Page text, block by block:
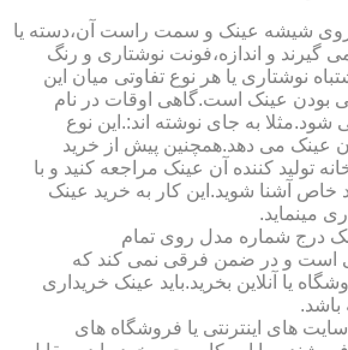
روی شیشه عینک و سمت راست آن،دسته یا
گیرند و اندازه،فونت نوشتاری و رنگ
نوشتاری یا هر نوع تفاوتی میان این
بودن عینک است.گاهی اوقات در نام
شود.مثلا به جای نوشته اند:.این نوع
عینک می دهد.همچنین پیش از خرید
تولید کننده آن عینک مراجعه کنید و با
خاص آشنا شوید.این کار به خرید عینک
مینماید.
درج شماره مدل روی تمام
است و در ضمن فرقی نمی کند که
یا آنلاین بخرید.باید عینک خریداری
های اینترنتی یا فروشگاه های